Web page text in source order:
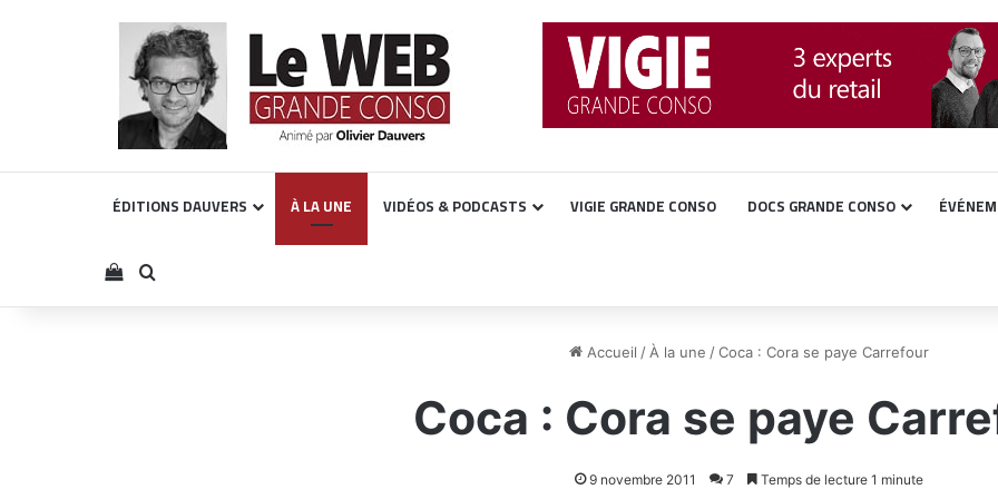
ÉDITIONS DAUVERS À LA UNE VIDÉOS & PODCASTS VIGIE GRANDE CONSO DOCS GRANDE CONSO
Voir votre panier
Rechercher
Accueil / À la une / Coca : Cora se paye Carrefour
Coca : Cora se paye
9 novembre 2011 7 Temps de lecture 1 minute